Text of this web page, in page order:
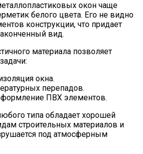
окон чаще
белого цвета. Его не видно
конструкции, что придает
вид.
материала позволяет
окна.
перепадов.
ПВХ элементов.
типа обладает хорошей
строительных материалов и
под атмосферным